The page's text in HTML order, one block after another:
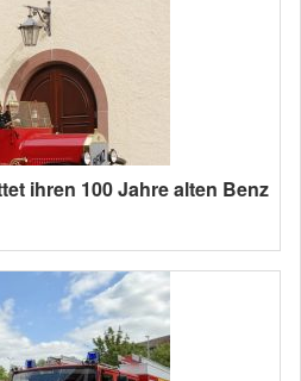
ihren 100 Jahre alten Benz